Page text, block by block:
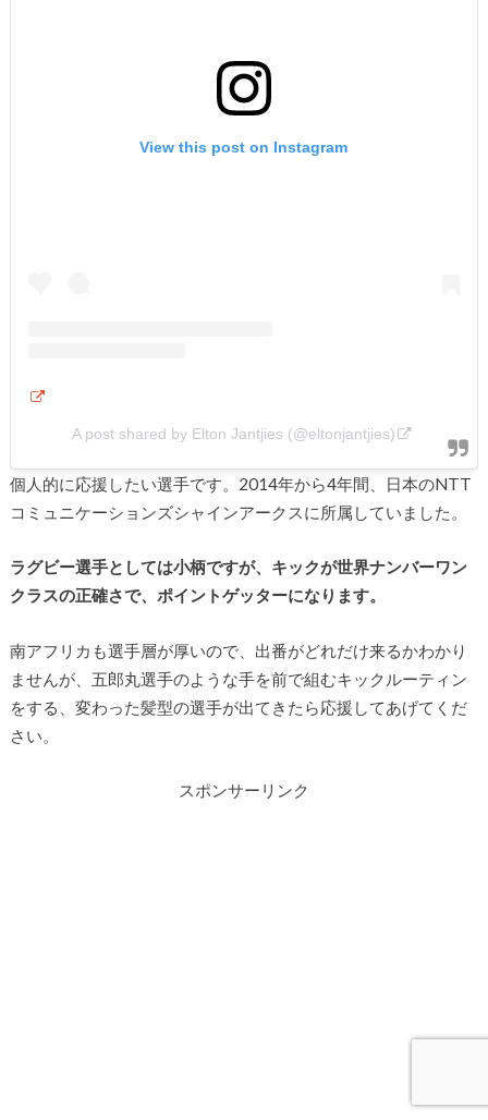
View this post on Instagram
A post shared by Elton Jantjies (@eltonjantjies)
個人的に応援したい選手です。2014年から4年間、日本のNTT
コミュニケーションズシャインアークスに所属していました。
ラグビー選手としては小柄ですが、キックが世界ナンバーワン
クラスの正確さで、ポイントゲッターになります。
南アフリカも選手層が厚いので、出番がどれだけ来るかわかり
ませんが、五郎丸選手のような手を前で組むキックルーティン
をする、変わった髪型の選手が出てきたら応援してあげてくだ
さい。
スポンサーリンク